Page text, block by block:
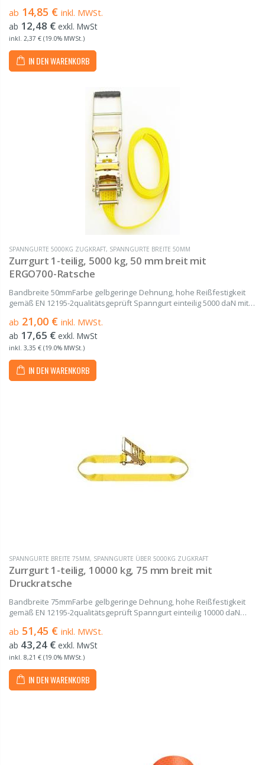
m bis 20 m Länge Bestehend aus einem Gurtband...
ab 14,85 € inkl. MWSt.
ab 12,48 € exkl. MwSt
inkl. 2,37 € (19.0% MWSt.)
IN DEN WARENKORB
SPANNGURTE 5000KG ZUGKRAFT, SPANNGURTE BREITE 50MM
Zurrgurt 1-teilig, 5000 kg, 50 mm breit mit
ERGO700-Ratsche
Bandbreite 50mmFarbe gelbgeringe Dehnung, hohe Reißfestigkeit
gemäß EN 12195-2qualitätsgeprüft Spanngurt einteilig 5000 daN mit
m bis 20 m Länge Bestehend aus einem...
ab 21,00 € inkl. MWSt.
ab 17,65 € exkl. MwSt
inkl. 3,35 € (19.0% MWSt.)
IN DEN WARENKORB
SPANNGURTE BREITE 75MM, SPANNGURTE ÜBER 5000KG ZUGKRAFT
Zurrgurt 1-teilig, 10000 kg, 75 mm breit mit
Druckratsche
Bandbreite 75mmFarbe gelbgeringe Dehnung, hohe Reißfestigkeit
gemäß EN 12195-2qualitätsgeprüft Spanngurt einteilig 10000 daN
Bestehend aus einem Gurtband und...
ab 51,45 € inkl. MWSt.
ab 43,24 € exkl. MwSt
inkl. 8,21 € (19.0% MWSt.)
IN DEN WARENKORB